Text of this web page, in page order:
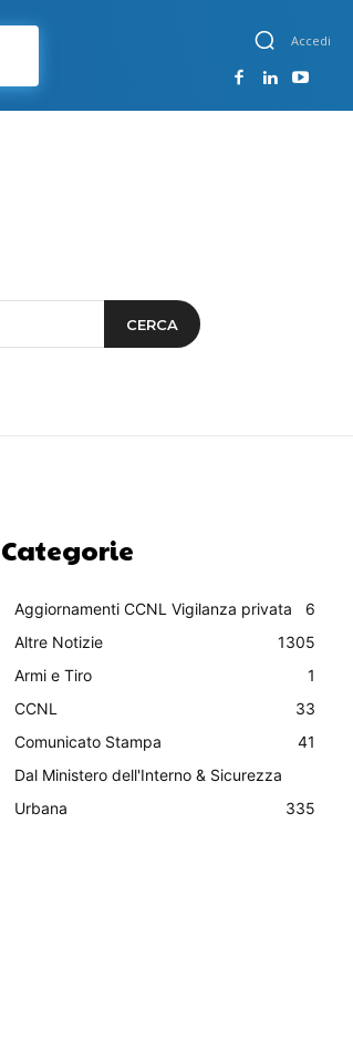
Accedi
CERCA
Categorie
Aggiornamenti CCNL Vigilanza privata
6
Altre Notizie
1305
Armi e Tiro
1
CCNL
33
Comunicato Stampa
41
Dal Ministero dell'Interno & Sicurezza
Urbana
335